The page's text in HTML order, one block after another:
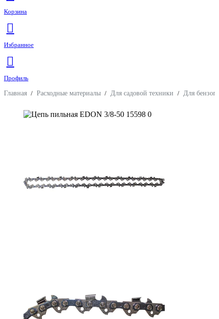
Корзина
Избранное
Профиль
Главная / Расходные материалы / Для садовой техники / Для